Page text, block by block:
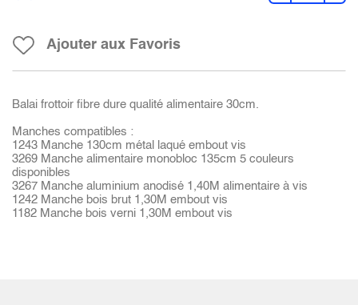
Ajouter aux Favoris
Balai frottoir fibre dure qualité alimentaire 30cm.
Manches compatibles :
1243 Manche 130cm métal laqué embout vis
3269 Manche alimentaire monobloc 135cm 5 couleurs
disponibles
3267 Manche aluminium anodisé 1,40M alimentaire à vis
1242 Manche bois brut 1,30M embout vis
1182 Manche bois verni 1,30M embout vis